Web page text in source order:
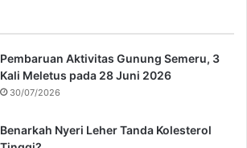
Pembaruan Aktivitas Gunung Semeru, 3
Kali Meletus pada 28 Juni 2026
30/07/2026
Benarkah Nyeri Leher Tanda Kolesterol